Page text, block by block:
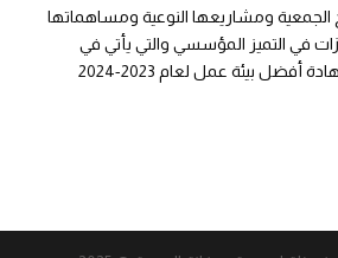
ومشاريعها النوعية ومساهماتها
في التميز المؤسسي والتي يأتي في
بيئة عمل لعام 2023-2024